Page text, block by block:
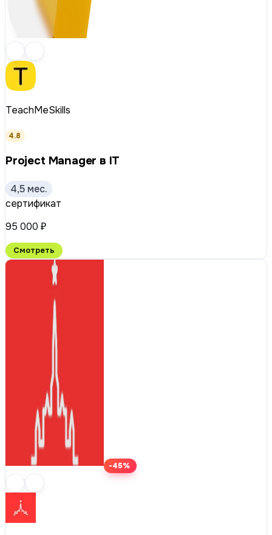
TeachMeSkills
4.8
Project Manager в IT
4,5 мес.
сертификат
95 000 ₽
Смотреть
-45%